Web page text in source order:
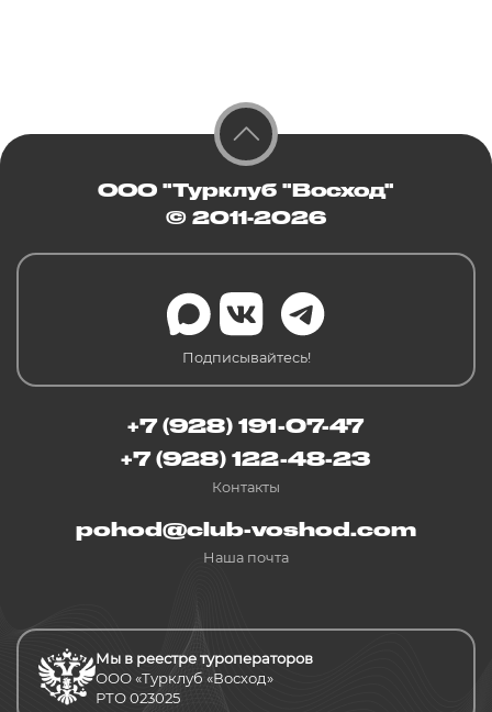
ООО "Турклуб "Восход"
© 2011-2026
Подписывайтесь!
+7 (928) 191-07-47
+7 (928) 122-48-23
Контакты
pohod@club-voshod.com
Наша почта
Мы в реестре туроператоров
ООО «Турклуб «Восход»
РТО 023025